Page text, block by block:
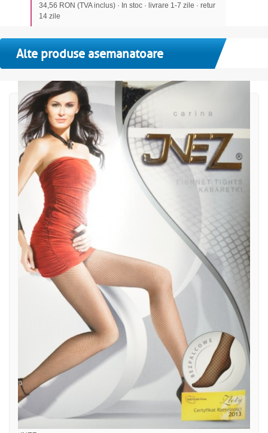
34,56 RON (TVA inclus) · In stoc · livrare 1-7 zile · retur
14 zile
Alte produse asemanatoare